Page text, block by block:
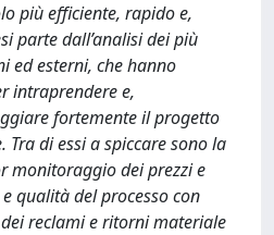
più efficiente, rapido e,
parte dall’analisi dei più
ed esterni, che hanno
intraprendere e,
fortemente il progetto
Tra di essi a spiccare sono la
monitoraggio dei prezzi e
qualità del processo con
reclami e ritorni materiale